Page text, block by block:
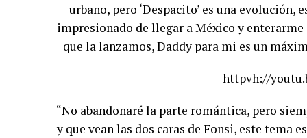
urbano, pero ‘Despacito’ es una evolución,
impresionado de llegar a México y
que la lanzamos, Daddy para mi es un
httpvh://
“No abandonaré la parte romántica, pero
y que vean las dos caras de Fonsi, este tema